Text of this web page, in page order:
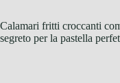
Calamari fritti croccanti
segreto per la pastella